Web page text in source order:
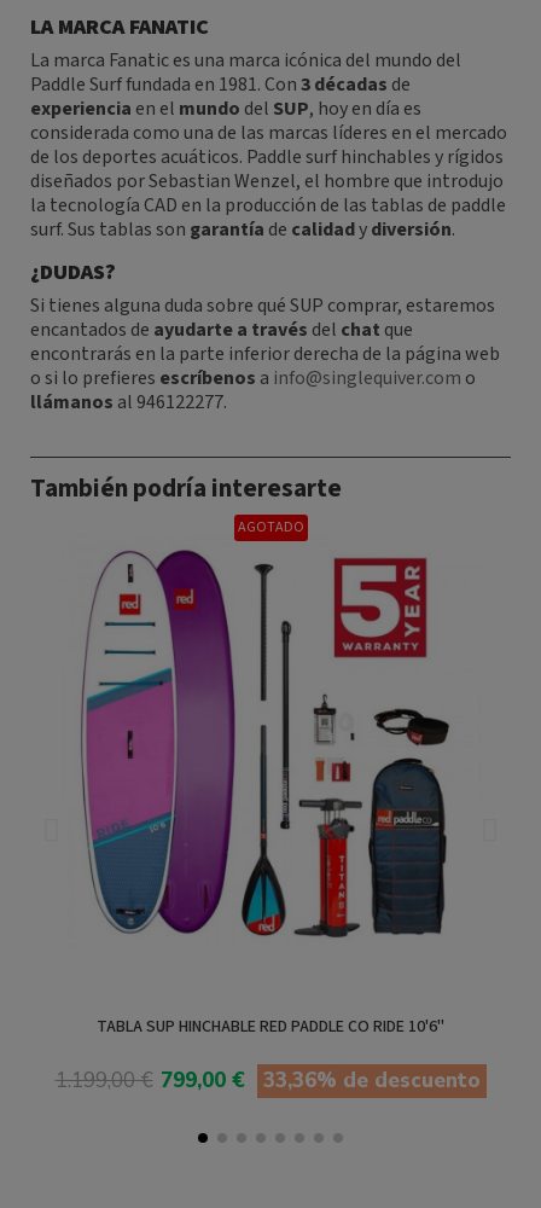
LA MARCA FANATIC
La marca Fanatic es una marca icónica del mundo del
Paddle Surf fundada en 1981. Con3décadas de
experiencia en el mundo del SUP, hoy en día es
considerada como una de las marcas líderes en el mercado
de los deportes acuáticos. Paddle surf hinchables y rígidos
diseñados por Sebastian Wenzel, el hombre que introdujo
la tecnología CAD en la producción de las tablas de paddle
surf. Sus tablas son garantía de calidadydiversión.
¿DUDAS?
Si tienes alguna duda sobre qué SUP comprar, estaremos
encantados de ayudartea través del chat que
encontrarás en la parte inferior derecha de la página web
o si lo prefieres escríbenos a info@singlequiver.com o
llámanos al 946122277.
También podría interesarte
AGOTADO
TABLA SUP HINCHABLE RED PADDLE CO RIDE 10'6"
1.199,00 € 799,00 € 33,36% de descuento
Añadir al carrito